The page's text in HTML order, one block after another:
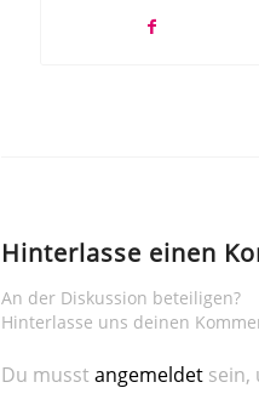
Hinterlasse einen
An der Diskussion beteiligen?
Hinterlasse uns deinen
Du musst angemeldet sein,